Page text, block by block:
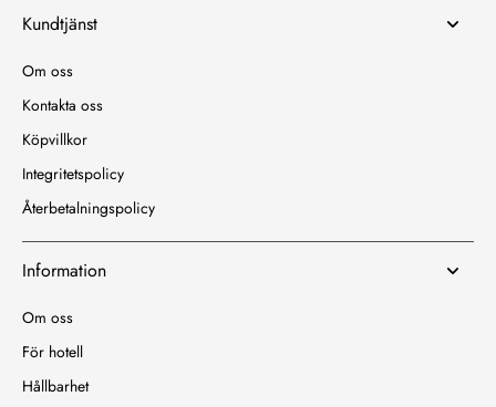
Kundtjänst
Om oss
Kontakta oss
Köpvillkor
Integritetspolicy
Återbetalningspolicy
Information
Om oss
För hotell
Hållbarhet